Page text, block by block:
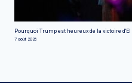
Pourquoi Trump est heureux de la victoire
7 août 2026